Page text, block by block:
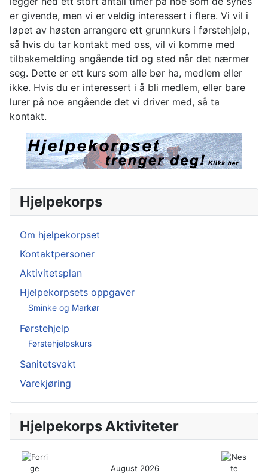
er givende, men vi er veldig interessert i flere. Vi vil i
løpet av høsten arrangere ett grunnkurs i førstehjelp,
så hvis du tar kontakt med oss, vil vi komme med
tilbakemelding angående tid og sted når det nærmer
seg. Dette er ett kurs som alle bør ha, medlem eller
ikke. Hvis du er interessert i å bli medlem, eller bare
lurer på noe angående det vi driver med, så ta
kontakt.
Hjelpekorps
Om hjelpekorpset
Kontaktpersoner
Aktivitetsplan
Hjelpekorpsets oppgaver
Sminke og Markør
Førstehjelp
Førstehjelpskurs
Sanitetsvakt
Varekjøring
Hjelpekorps Aktiviteter
August 2026